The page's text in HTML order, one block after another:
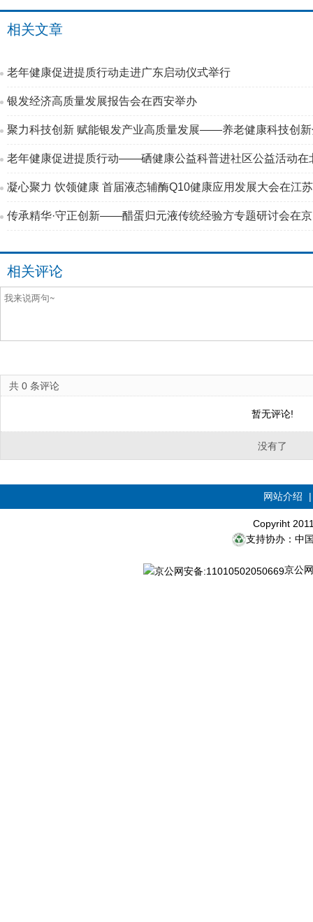
相关文章
老年健康促进提质行动走进广东启动仪式举行
银发经济高质量发展报告会在西安举办
聚力科技创新 赋能银发产业高质量发展——养老健康科技创
老年健康促进提质行动——硒健康公益科普进社区公益活动在
凝心聚力 饮领健康 首届液态辅酶Q10健康应用发展大会在江
传承精华·守正创新——醋蛋归元液传统经验方专题研讨会在
相关评论
共 0 条评论
暂无评论!
没有了
网站介绍
Copyriht
支持协办：中
京公